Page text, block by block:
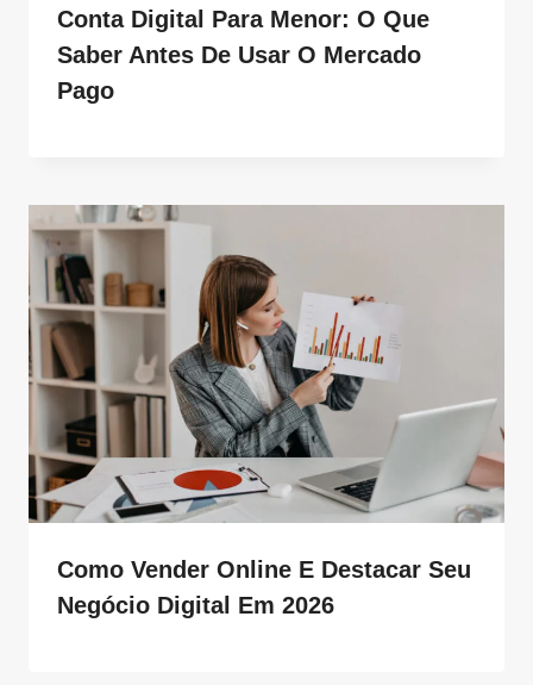
Conta Digital Para Menor: O Que
Saber Antes De Usar O Mercado
Pago
Como Vender Online E Destacar Seu
Negócio Digital Em 2026